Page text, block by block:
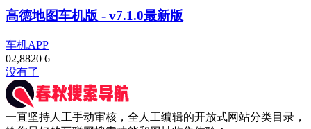
高德地图车机版 - v7.1.0最新版
车机APP
02,8820 6
没有了
一直坚持人工手动审核，全人工编辑的开放式网站分类目录，